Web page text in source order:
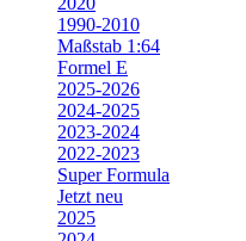
1990-2010
Maßstab 1:64
Formel E
2025-2026
2024-2025
2023-2024
2022-2023
Super Formula
Jetzt neu
2025